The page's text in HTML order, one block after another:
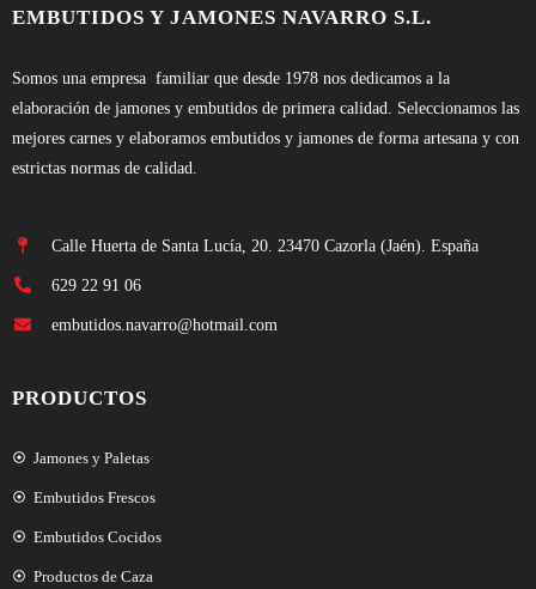
EMBUTIDOS Y JAMONES NAVARRO S.L.
Somos una empresa familiar que desde 1978 nos dedicamos a la
elaboración de jamones y embutidos de primera calidad. Seleccionamos las
mejores carnes y elaboramos embutidos y jamones de forma artesana y con
estrictas normas de calidad.
Calle Huerta de Santa Lucía, 20. 23470 Cazorla (Jaén). España
629 22 91 06
embutidos.navarro@hotmail.com
PRODUCTOS
Jamones y Paletas
Embutidos Frescos
Embutidos Cocidos
Productos de Caza